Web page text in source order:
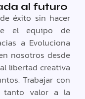
al futuro
éxito sin hacer
el equipo de
a Evoluciona
nosotros desde
libertad creativa
Trabajar con
tanto valor a la